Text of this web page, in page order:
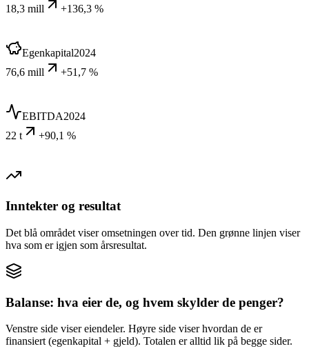
18,3 mill
+136,3 %
Egenkapital2024
76,6 mill
+51,7 %
EBITDA2024
22 t
+90,1 %
Inntekter og resultat
Det blå området viser omsetningen over tid. Den grønne linjen viser
hva som er igjen som årsresultat.
Balanse: hva eier de, og hvem skylder de penger?
Venstre side viser eiendeler. Høyre side viser hvordan de er
finansiert (egenkapital + gjeld). Totalen er alltid lik på begge sider.